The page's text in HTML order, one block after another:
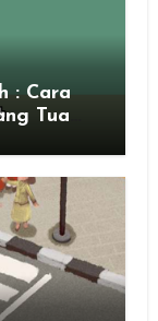
: Cara
Tua